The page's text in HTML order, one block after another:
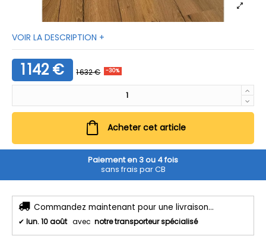
VOIR LA DESCRIPTION +
1 142 € 1 632 € -30%
Acheter cet article
Paiement en 3 ou 4 fois
sans frais par CB
Commandez maintenant pour une livraison...
✔ lun. 10 août avec notre transporteur spécialisé